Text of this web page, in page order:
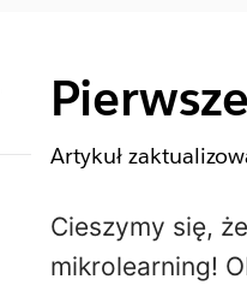
Artykuł
Cieszymy się,
mikrolearning!